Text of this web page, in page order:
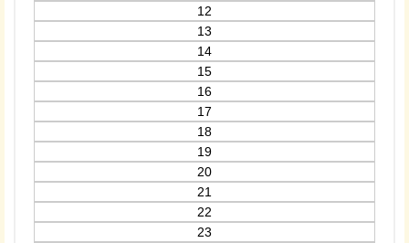
12
13
14
15
16
17
18
19
20
21
22
23